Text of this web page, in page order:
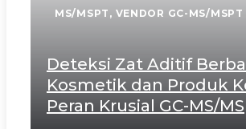
MS/MSPT , VENDOR GC-MS/MSPT
Deteksi Zat Aditif
Kosmetik dan Produk
Peran Krusial GC-MS/MS